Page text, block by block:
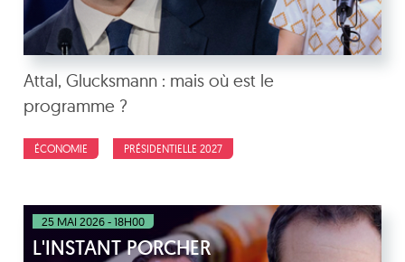
Attal, Glucksmann : mais où est le
programme ?
ÉCONOMIE PRÉSIDENTIELLE 2027
25 MAI 2026 - 18H00
L'INSTANT PORCHER